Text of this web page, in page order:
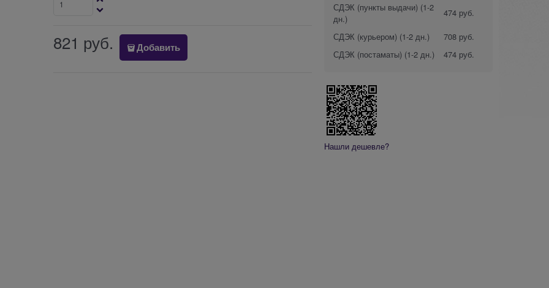
821 руб. Добавить
СДЭК (пункты выдачи) (1-2
дн.)
474 руб.
СДЭК (курьером) (1-2 дн.)
708 руб.
СДЭК (постаматы) (1-2 дн.) 474 руб.
Нашли дешевле?